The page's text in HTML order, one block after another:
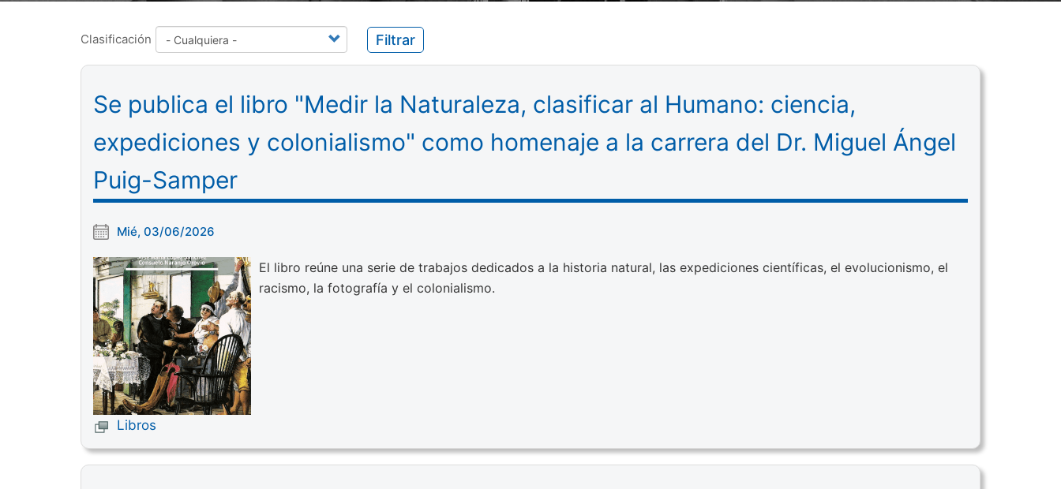
Clasificación Filtrar
Se publica el libro "Medir la Naturaleza, clasificar al Humano: ciencia,
expediciones y colonialismo" como homenaje a la carrera del Dr. Miguel Ángel
Puig-Samper
Mié, 03/06/2026
El libro reúne una serie de trabajos dedicados a la historia natural, las expediciones científicas, el evolucionismo, el
racismo, la fotografía y el colonialismo.
Libros